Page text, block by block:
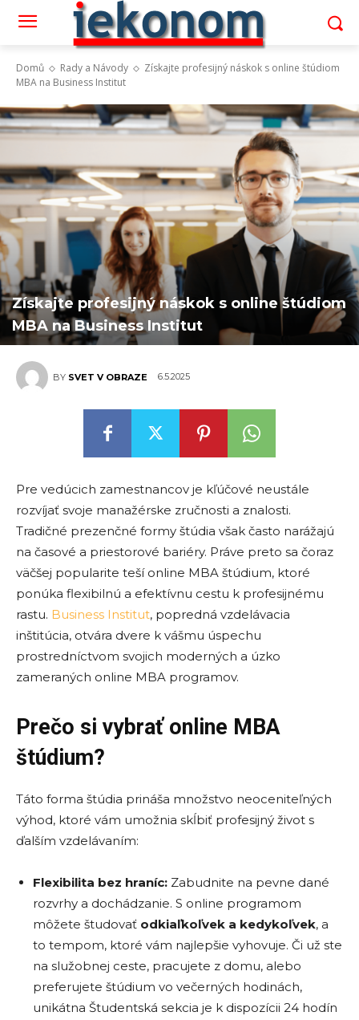
Domů Rady a Návody
Získajte profesijný náskok s online štúdiom
MBA na Business Institut
Získajte profesijný náskok s online štúdiom
MBA na Business Institut
BY SVET V OBRAZE 6.5.2025
Pre vedúcich zamestnancov je kľúčové neustále
rozvíjať svoje manažérske zručnosti a znalosti.
Tradičné prezenčné formy štúdia však často narážajú
na časové a priestorové bariéry. Práve preto sa čoraz
väčšej popularite teší online MBA štúdium, ktoré
ponúka flexibilnú a efektívnu cestu k profesijnému
rastu. Business Institut, popredná vzdelávacia
inštitúcia, otvára dvere k vášmu úspechu
prostredníctvom svojich moderných a úzko
zameraných online MBA programov.
Prečo si vybrať online MBA
štúdium?
Táto forma štúdia prináša množstvo neoceniteľných
výhod, ktoré vám umožnia skĺbiť profesijný život s
ďalším vzdelávaním:
Flexibilita bez hraníc: Zabudnite na pevne dané
rozvrhy a dochádzanie. S online programom
môžete študovať odkiaľkoľvek a kedykoľvek, a
to tempom, ktoré vám najlepšie vyhovuje. Či už ste
na služobnej ceste, pracujete z domu, alebo
preferujete štúdium vo večerných hodinách,
unikátna Študentská sekcia je k dispozícii 24 hodín